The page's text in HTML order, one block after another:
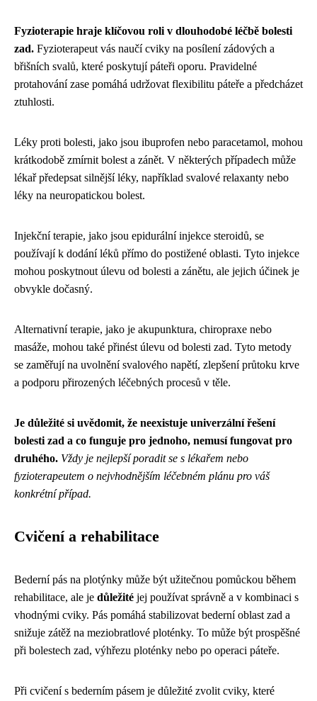
Fyzioterapie hraje klíčovou roli v dlouhodobé léčbě bolesti
zad. Fyzioterapeut vás naučí cviky na posílení zádových a
břišních svalů, které poskytují páteři oporu. Pravidelné
protahování zase pomáhá udržovat flexibilitu páteře a předcházet
ztuhlosti.
Léky proti bolesti, jako jsou ibuprofen nebo paracetamol, mohou
krátkodobě zmírnit bolest a zánět. V některých případech může
lékař předepsat silnější léky, například svalové relaxanty nebo
léky na neuropatickou bolest.
Injekční terapie, jako jsou epidurální injekce steroidů, se
používají k dodání léků přímo do postižené oblasti. Tyto injekce
mohou poskytnout úlevu od bolesti a zánětu, ale jejich účinek je
obvykle dočasný.
Alternativní terapie, jako je akupunktura, chiropraxe nebo
masáže, mohou také přinést úlevu od bolesti zad. Tyto metody
se zaměřují na uvolnění svalového napětí, zlepšení průtoku krve
a podporu přirozených léčebných procesů v těle.
Je důležité si uvědomit, že neexistuje univerzální řešení
bolesti zad a co funguje pro jednoho, nemusí fungovat pro
druhého. Vždy je nejlepší poradit se s lékařem nebo
fyzioterapeutem o nejvhodnějším léčebném plánu pro váš
konkrétní případ.
Cvičení a rehabilitace
Bederní pás na plotýnky může být užitečnou pomůckou během
rehabilitace, ale je důležité jej používat správně a v kombinaci s
vhodnými cviky. Pás pomáhá stabilizovat bederní oblast zad a
snižuje zátěž na meziobratlové ploténky. To může být prospěšné
při bolestech zad, výhřezu ploténky nebo po operaci páteře.
Při cvičení s bederním pásem je důležité zvolit cviky, které